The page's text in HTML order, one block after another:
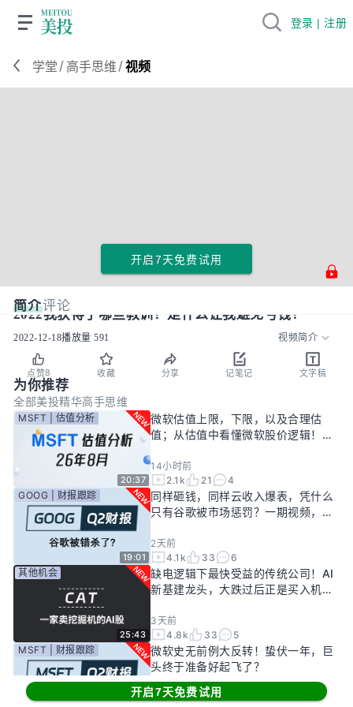
学堂 / 高手思维 /视频
开启7天免费试用
简介评论
2022我获得了哪些教训？是什么让我避免亏钱？
2022-12-18播放量 591 视频简介
点赞8 收藏 分享 记笔记 文字稿
为你推荐
全部美投精华高手思维
20:37
MSFT | 估值分析
微软估值上限，下限，以及合理估
值；从估值中看懂微软股价逻辑！
14小时前
2.1k
21 4
19:01
GOOG | 财报跟踪
同样砸钱，同样云收入爆表，凭什么
只有谷歌被市场惩罚？一期视频，告
2天前
4.1k
33 6
25:43
其他机会
缺电逻辑下最快受益的传统公司！AI
新基建龙头，大跌过后正是买入机
3天前
4.8k
33 5
MSFT | 财报跟踪
微软史无前例大反转！蛰伏一年，巨
头终于准备好起飞了？
5天前
开启7天免费试用
登录 | 注册